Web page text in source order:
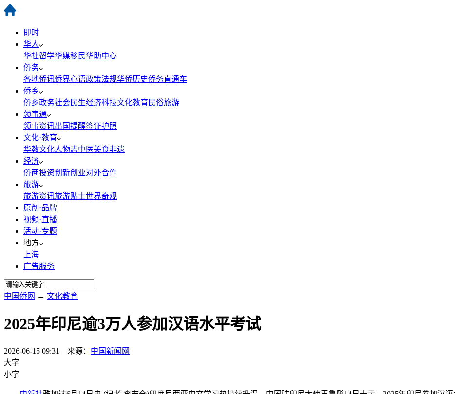
即时
华人
华社留学华媒移民华助中心
侨务
各地侨讯侨界心语政策法规华侨历史侨务直通车
侨乡
侨乡政务社会民生经济科技文化教育 民俗旅游
领事通
领事资讯出国提醒签证护照
文化·教育
华教文化人物志中医美食非遗
经济
侨商投资创新创业对外合作
旅游
旅游资讯旅游贴士世界奇观
原创·品牌
视频·直播
活动·专题
地方
上海
广告服务
中国侨网 → 文化教育
2025年印尼逾3万人参加汉语水平考试
2026-06-15 09:31 来源： 中国新闻网
大字
小字